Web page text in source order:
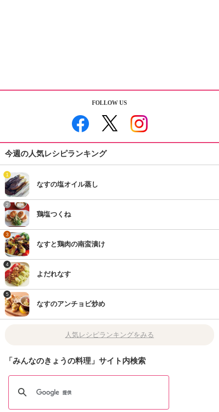
FOLLOW US
今週の人気レシピランキング
1
なすの塩オイル蒸し
2
鶏塩つくね
3
なすと鶏肉の南蛮漬け
4
よだれなす
5
なすのアンチョビ炒め
人気レシピランキングをみる
「みんなのきょうの料理」サイト内検索